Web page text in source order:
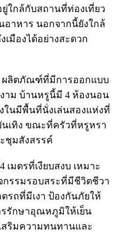
ใกล้กับสถานที่ท่องเที่ยว
อาหาร นอกจากนี้ยังใกล้
มืองได้อย่างสะดวก
ผลิตภัณฑ์ที่มีการออกแบบ
าม บ้านหรูนี้มี 4 ห้องนอน
ในมีพื้นที่นั่งเล่นสองแห่งที่
เทิง ขณะที่ครัวที่หรูหรา
ชุมสังสรรค์
มตรที่เงียบสงบ เหมาะ
กรรมรอบสระที่มีชีวิตชีวา
รถที่มีเงา ป้องกันภัยให้
รักษาอุณหภูมิให้เย็น
สริมความทนทานและ